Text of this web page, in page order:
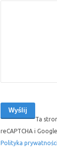
Ta
reCAPTCHA i Google
Polityka prywatności